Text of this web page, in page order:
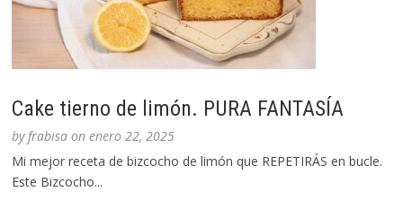
Cake tierno de limón. PURA FANTASÍA
byfrabisa onenero 22, 2025
Mi mejor receta de bizcocho de limón que REPETIRÁS en bucle.
Este Bizcocho...